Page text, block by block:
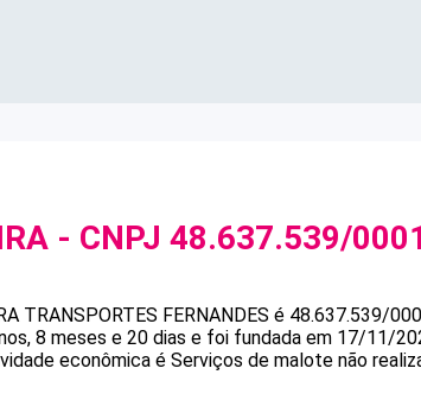
- CNPJ 48.637.539/
TRANSPORTES FERNANDES é 48.637.539/
8 meses e 20 dias e foi fundada em 17/11/
econômica é Serviços de malote não